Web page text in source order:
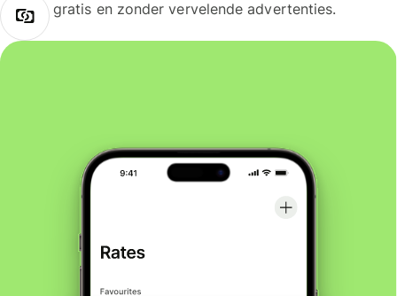
gratis en zonder vervelende advertenties.